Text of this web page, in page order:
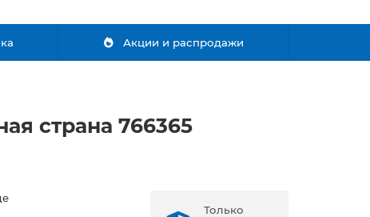
Акции и распродажи
страна 766365
Только